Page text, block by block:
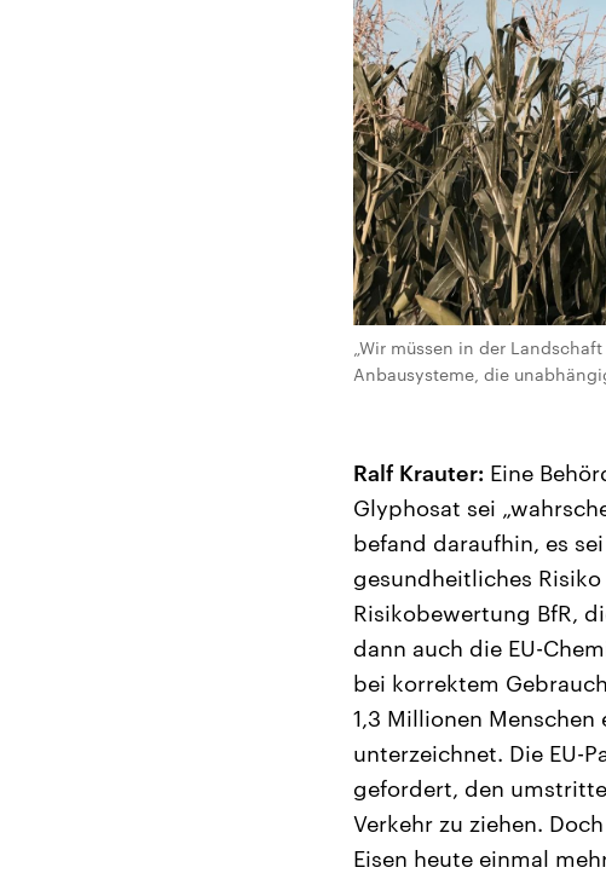
„Wir müssen in der
Anbausysteme, die
Ralf Krauter: Eine
Glyphosat sei
befand daraufhin, es
gesundheitliches
Risikobewertung BfR,
dann auch die EU-
bei korrektem
1,3 Millionen
unterzeichnet. Die EU-
gefordert, den
Verkehr zu ziehen.
Eisen heute einmal